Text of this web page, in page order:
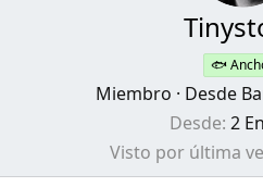
🐟
Miembro · Desde
Desde 2
Visto por última